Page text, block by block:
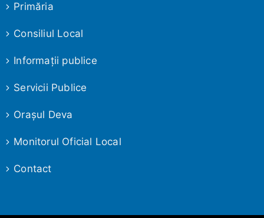
Primăria
Consiliul Local
Informaţii publice
Servicii Publice
Oraşul Deva
Monitorul Oficial Local
Contact